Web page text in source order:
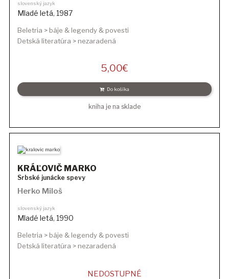
slovenský jazyk
Mladé letá, 1987
Beletria > báje & legendy & povesti
Detská literatúra > nezaradená
5,00€
Do košíka
kniha je na sklade
KRÁĽOVIČ MARKO
Srbské junácke spevy
Herko Miloš
slovenský jazyk
Mladé letá, 1990
Beletria > báje & legendy & povesti
Detská literatúra > nezaradená
NEDOSTUPNÉ